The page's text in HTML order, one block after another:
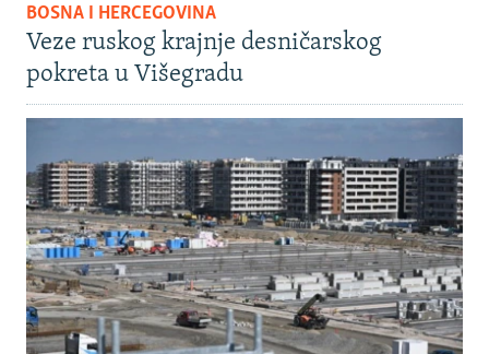
BOSNA I HERCEGOVINA
Veze ruskog krajnje desničarskog
pokreta u Višegradu